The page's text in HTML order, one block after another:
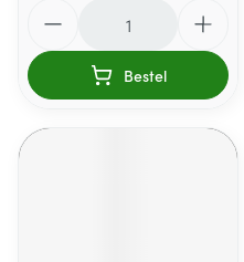
Bestel